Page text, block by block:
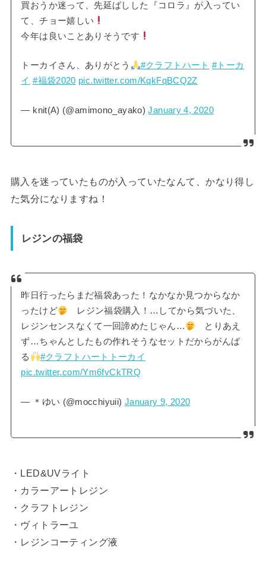
買おうか迷って、先延ばしした『コロラ』が入ってい
て、チョー嬉しい
今年は良いことありそうです
トーカイさん、ありがとう #クラフトハート #トーカ
イ #福袋2020 pic.twitter.com/KqkFqBCQ2Z
— knit(A) (@amimono_ayako)January 4, 2020
購入を迷っていたものが入っていたなんて、かなり得し
た気分になりますね！
レジンの福袋
昨日行ったらまだ福袋あった！なかなか見つからなか
ったけど
レジン福袋購入！…してから気づいた、
レジンセンスなくて一回諦めたじゃん…
とりあえ
ず…ちゃんとしたもの作れそうなセットだからがんば
る
#クラフトハートトーカイ
pic.twitter.com/Ym6fvCkTRQ
— ＊ゆい (@mocchiyuii) January 9, 2020
・LED&UVライト
・カラーアートレジン
・クラフトレジン
・ヴィトラーユ
・レジンコーティング液